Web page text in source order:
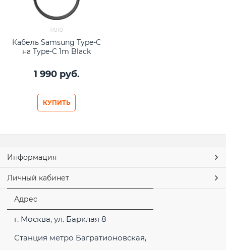
11010
Кабель Samsung Type-C
на Type-C 1m Black
1 990 руб.
КУПИТЬ
Информация
Личный кабинет
Адрес
г. Москва, ул. Барклая 8
Станция метро Багратионовская,